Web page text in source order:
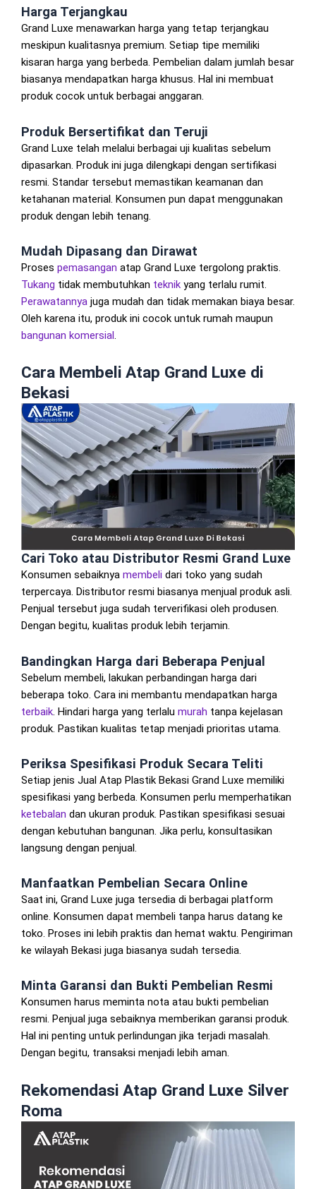
Harga Terjangkau
Grand Luxe menawarkan harga yang tetap terjangkau
meskipun kualitasnya premium. Setiap tipe memiliki
kisaran harga yang berbeda. Pembelian dalam jumlah besar
biasanya mendapatkan harga khusus. Hal ini membuat
produk cocok untuk berbagai anggaran.
Produk Bersertifikat dan Teruji
Grand Luxe telah melalui berbagai uji kualitas sebelum
dipasarkan. Produk ini juga dilengkapi dengan sertifikasi
resmi. Standar tersebut memastikan keamanan dan
ketahanan material. Konsumen pun dapat menggunakan
produk dengan lebih tenang.
Mudah Dipasang dan Dirawat
Proses pemasangan atap Grand Luxe tergolong praktis.
Tukang tidak membutuhkan teknik yang terlalu rumit.
Perawatannya juga mudah dan tidak memakan biaya besar.
Oleh karena itu, produk ini cocok untuk rumah maupun
bangunan komersial.
Cara Membeli Atap Grand Luxe di
Bekasi
Cari Toko atau Distributor Resmi Grand Luxe
Konsumen sebaiknya membeli dari toko yang sudah
terpercaya. Distributor resmi biasanya menjual produk asli.
Penjual tersebut juga sudah terverifikasi oleh produsen.
Dengan begitu, kualitas produk lebih terjamin.
Bandingkan Harga dari Beberapa Penjual
Sebelum membeli, lakukan perbandingan harga dari
beberapa toko. Cara ini membantu mendapatkan harga
terbaik . Hindari harga yang terlalu murah tanpa kejelasan
produk. Pastikan kualitas tetap menjadi prioritas utama.
Periksa Spesifikasi Produk Secara Teliti
Setiap jenis Jual Atap Plastik Bekasi Grand Luxe memiliki
spesifikasi yang berbeda. Konsumen perlu memperhatikan
ketebalan dan ukuran produk. Pastikan spesifikasi sesuai
dengan kebutuhan bangunan. Jika perlu, konsultasikan
langsung dengan penjual.
Manfaatkan Pembelian Secara Online
Saat ini, Grand Luxe juga tersedia di berbagai platform
online. Konsumen dapat membeli tanpa harus datang ke
toko. Proses ini lebih praktis dan hemat waktu. Pengiriman
ke wilayah Bekasi juga biasanya sudah tersedia.
Minta Garansi dan Bukti Pembelian Resmi
Konsumen harus meminta nota atau bukti pembelian
resmi. Penjual juga sebaiknya memberikan garansi produk.
Hal ini penting untuk perlindungan jika terjadi masalah.
Dengan begitu, transaksi menjadi lebih aman.
Rekomendasi Atap Grand Luxe Silver
Roma